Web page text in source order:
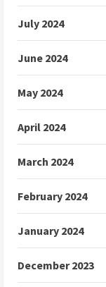
July 2024
June 2024
May 2024
April 2024
March 2024
February 2024
January 2024
December 2023